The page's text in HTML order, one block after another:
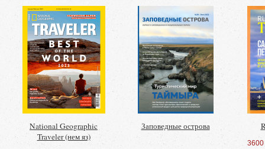
National Geographic
Traveler (нем яз)
Заповедные острова
3600